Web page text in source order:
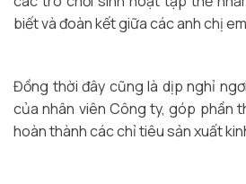
biết và đoàn kết giữa các anh chị
Đồng thời đây cũng là dịp nghỉ
của nhân viên Công ty, góp phần
hoàn thành các chỉ tiêu sản xuất